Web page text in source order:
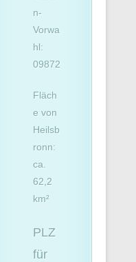
n-
Vorwa
hl:
09872
Fläch
e von
Heilsb
ronn:
ca.
62,2
km²
PLZ
für